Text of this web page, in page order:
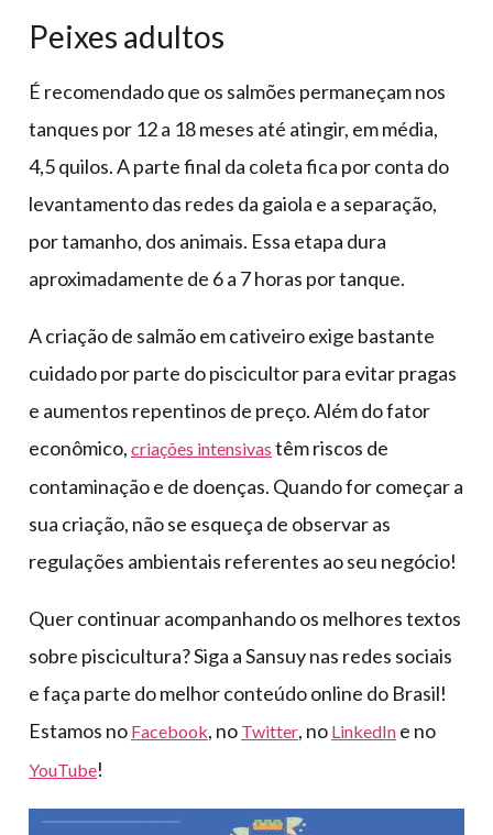
Peixes adultos
É recomendado que os salmões permaneçam nos
tanques por 12 a 18 meses até atingir, em média,
4,5 quilos. A parte final da coleta fica por conta do
levantamento das redes da gaiola e a separação,
por tamanho, dos animais. Essa etapa dura
aproximadamente de 6 a 7 horas por tanque.
A criação de salmão em cativeiro exige bastante
cuidado por parte do piscicultor para evitar pragas
e aumentos repentinos de preço. Além do fator
econômico, criações intensivas têm riscos de
contaminação e de doenças. Quando for começar a
sua criação, não se esqueça de observar as
regulações ambientais referentes ao seu negócio!
Quer continuar acompanhando os melhores textos
sobre piscicultura? Siga a Sansuy nas redes sociais
e faça parte do melhor conteúdo online do Brasil!
Estamos no Facebook, no Twitter, no LinkedIn e no
YouTube!